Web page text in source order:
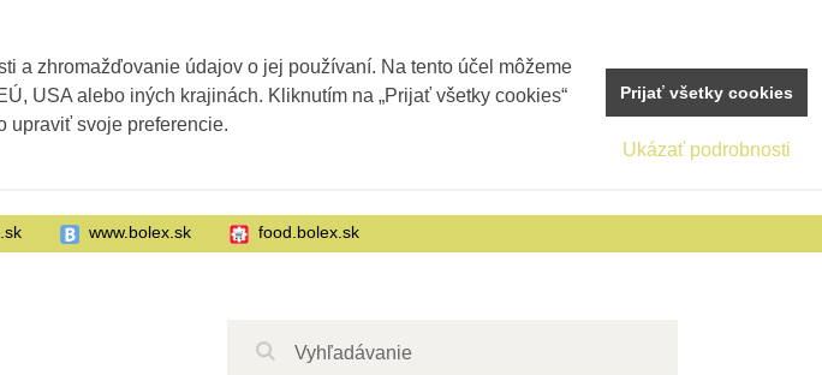
www.bolex.sk food.bolex.sk
a zhromažďovanie údajov o jej používaní. Na tento účel môžeme
USA alebo iných krajinách. Kliknutím na „Prijať všetky cookies“
upraviť svoje preferencie.
Ukázať podrobnosti
Prijať všetky cookies